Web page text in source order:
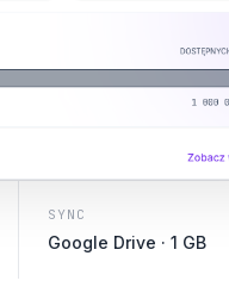
SYNC
Google Drive · 1 GB